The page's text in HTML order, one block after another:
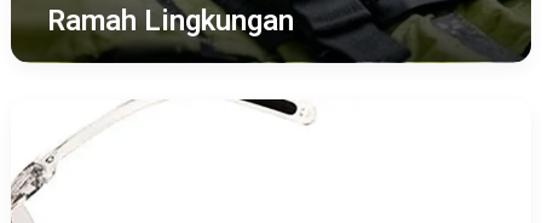
Ramah Lingkungan
Bening
Kurangi
Percikan